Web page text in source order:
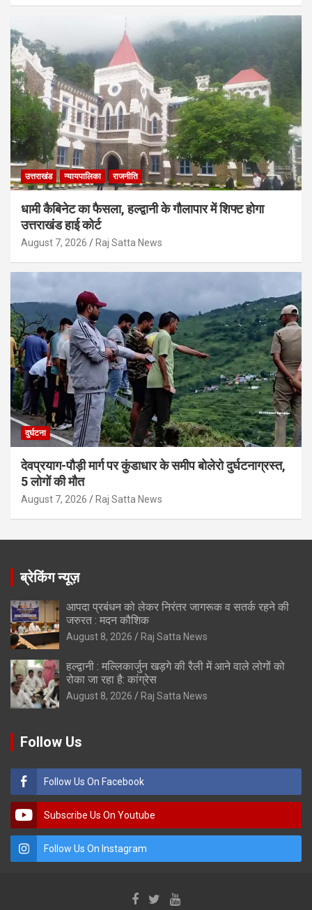
उत्तराखंड न्यायपालिका राजनीति
धामी कैबिनेट का फैसला, हल्द्वानी के गौलापार में शिफ्ट होगा
उत्तराखंड हाई कोर्ट
August 7, 2026 Raj Satta News
दुर्घटना
देवप्रयाग-पौड़ी मार्ग पर कुंडाधार के समीप बोलेरो दुर्घटनाग्रस्त,
5 लोगों की मौत
August 7, 2026 Raj Satta News
ब्रेकिंग न्यूज़
आपदा प्रबंधन को लेकर निरंतर जागरूक व सतर्क रहने की
जरुरत : मदन कौशिक
August 8, 2026 Raj Satta News
हल्द्वानी : मल्लिकार्जुन खड़गे की रैली में आने वाले लोगों को
रोका जा रहा है: कांग्रेस
August 8, 2026 Raj Satta News
Follow Us
Follow Us On Facebook
Subscribe Us On Youtube
Follow Us On Instagram